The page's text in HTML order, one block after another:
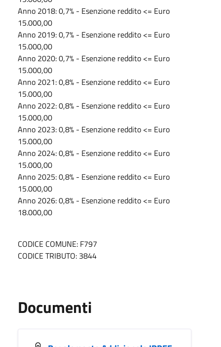
Anno 2018: 0,7% - Esenzione reddito <= Euro
15.000,00
Anno 2019: 0,7% - Esenzione reddito <= Euro
15.000,00
Anno 2020: 0,7% - Esenzione reddito <= Euro
15.000,00
Anno 2021: 0,8% - Esenzione reddito <= Euro
15.000,00
Anno 2022: 0,8% - Esenzione reddito <= Euro
15.000,00
Anno 2023: 0,8% - Esenzione reddito <= Euro
15.000,00
Anno 2024: 0,8% - Esenzione reddito <= Euro
15.000,00
Anno 2025: 0,8% - Esenzione reddito <= Euro
15.000,00
Anno 2026: 0,8% - Esenzione reddito <= Euro
18.000,00
CODICE COMUNE: F797
CODICE TRIBUTO: 3844
Documenti